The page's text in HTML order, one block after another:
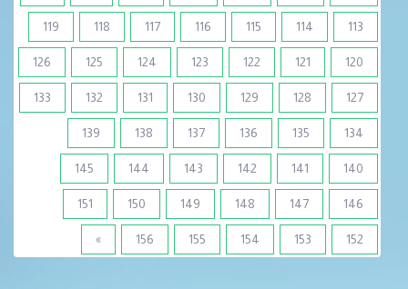
113
114
115
116
117
118
119
120
121
122
123
124
125
126
127
128
129
130
131
132
133
134
135
136
137
138
139
140
141
142
143
144
145
146
147
148
149
150
151
152
153
154
155
156
»